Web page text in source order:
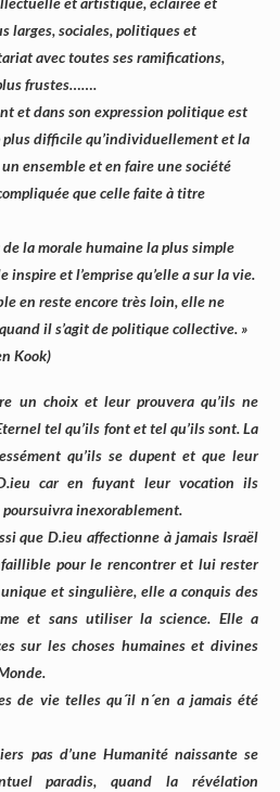
larges, sociales, politiques et
avec toutes ses ramifications,
frustes…….
et dans son expression politique est
difficile qu’individuellement et la
ensemble et en faire une société
que celle faite à titre
de la morale humaine la plus simple
inspire et l’emprise qu’elle a sur la vie.
en reste encore très loin, elle ne
il s’agit de politique collective. »
Kook)
un choix et leur prouvera qu’ils ne
tel qu’ils font et tel qu’ils sont. La
qu’ils se dupent et que leur
car en fuyant leur vocation ils
inexorablement.
que D.ieu affectionne à jamais Israël
pour le rencontrer et lui rester
et singulière, elle a conquis des
et sans utiliser la science. Elle a
sur les choses humaines et divines
de vie telles qu´il n´en a jamais été
pas d’une Humanité naissante se
paradis, quand la révélation